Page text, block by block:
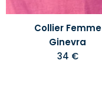
Collier Femme
Ginevra
34 €